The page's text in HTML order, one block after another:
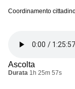
Coordinamento
Ascolta
Durata 1h 25m 57s